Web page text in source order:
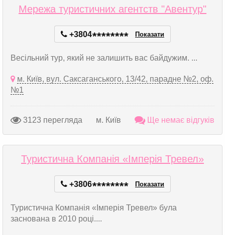
Мережа туристичних агентств "Авентур"
+3804******** Показати
Весільний тур, який не залишить вас байдужим. ...
м. Київ, вул. Саксаганського, 13/42, парадне №2, оф.
№1
3123 перегляда м. Київ Ще немає відгуків
Туристична Компанія «Імперія Тревел»
+3806******** Показати
Туристична Компанія «Імперія Тревел» була
заснована в 2010 році....